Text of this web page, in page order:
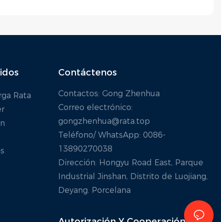
Rata
Contáctenos
Contactos: Gong Zhenhua
Correo electrónico:
gongzhenhua@rata.top
Teléfono/ WhatsApp: 0086-
13890270038
Dirección: Hongyu Road East, Parque
Industrial Jinshan, Distrito de Luojiang,
Deyang. Porcelana